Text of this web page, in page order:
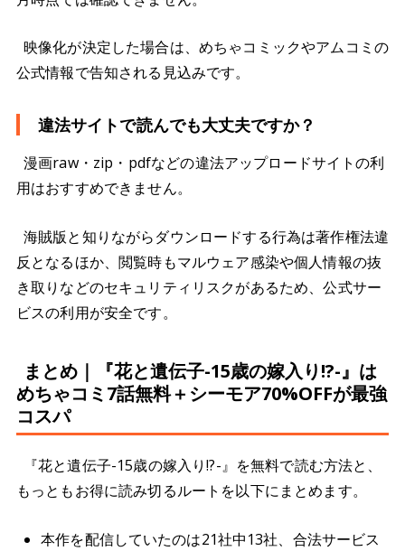
映像化が決定した場合は、めちゃコミックやアムコミの
公式情報で告知される見込みです。
違法サイトで読んでも大丈夫ですか？
漫画raw・zip・pdfなどの違法アップロードサイトの利
用はおすすめできません。
海賊版と知りながらダウンロードする行為は著作権法違
反となるほか、閲覧時もマルウェア感染や個人情報の抜
き取りなどのセキュリティリスクがあるため、公式サー
ビスの利用が安全です。
まとめ｜『花と遺伝子-15歳の嫁入り!?-』は
めちゃコミ7話無料＋シーモア70%OFFが最強
コスパ
『花と遺伝子-15歳の嫁入り!?-』を無料で読む方法と、
もっともお得に読み切るルートを以下にまとめます。
本作を配信していたのは21社中13社、合法サービス